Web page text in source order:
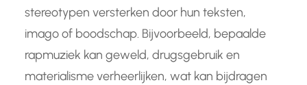
stereotypen versterken door hun teksten,
imago of boodschap. Bijvoorbeeld, bepaalde
rapmuziek kan geweld, drugsgebruik en
materialisme verheerlijken, wat kan bijdragen